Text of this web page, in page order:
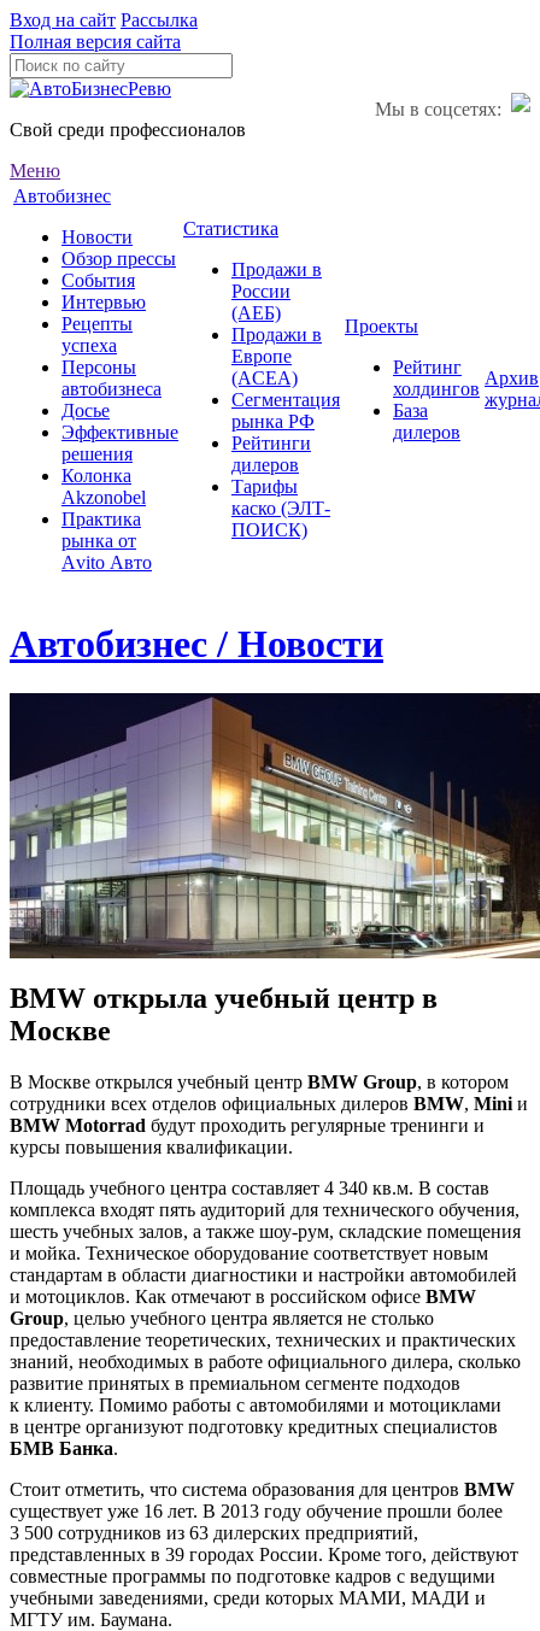
Вход на сайт Рассылка
Полная версия сайта
Мы в соцсетях:
Свой среди профессионалов
Меню
Автобизнес
Новости
Обзор прессы
События
Интервью
Рецепты
успеха
Персоны
автобизнеса
Досье
Эффективные
решения
Колонка
Akzonobel
Практика
рынка от
Аvito Авто
Статистика
Продажи в
России
(АЕБ)
Продажи в
Европе
(ACEA)
Сегментация
рынка РФ
Рейтинги
дилеров
Тарифы
каско (ЭЛТ-
ПОИСК)
Проекты
Рейтинг
холдингов
База
дилеров
Архив
Автобизнес / Новости
BMW открыла учебный центр в
Москве
В Москве открылся учебный центр BMW Group, в котором
сотрудники всех отделов официальных дилеров BMW, Mini и
BMW Motorrad будут проходить регулярные тренинги и
курсы повышения квалификации.
Площадь учебного центра составляет 4 340 кв.м. В состав
комплекса входят пять аудиторий для технического обучения,
шесть учебных залов, а также шоу-рум, складские помещения
и мойка. Техническое оборудование соответствует новым
стандартам в области диагностики и настройки автомобилей
и мотоциклов. Как отмечают в российском офисе BMW
Group, целью учебного центра является не столько
предоставление теоретических, технических и практических
знаний, необходимых в работе официального дилера, сколько
развитие принятых в премиальном сегменте подходов
к клиенту. Помимо работы с автомобилями и мотоциклами
в центре организуют подготовку кредитных специалистов
БМВ Банка.
Стоит отметить, что система образования для центров BMW
существует уже 16 лет. В 2013 году обучение прошли более
3 500 сотрудников из 63 дилерских предприятий,
представленных в 39 городах России. Кроме того, действуют
совместные программы по подготовке кадров с ведущими
учебными заведениями, среди которых МАМИ, МАДИ и
МГТУ им. Баумана.